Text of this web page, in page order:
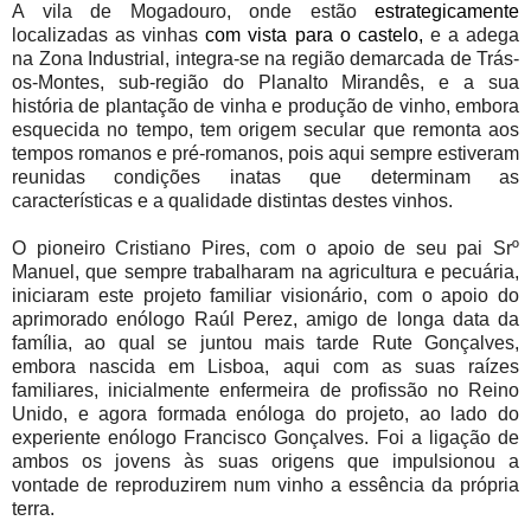
A vila de Mogadouro, onde estão estrategicamente
localizadas as vinhascom vista para o castelo, e a adega
na Zona Industrial, integra-se na região demarcada de Trás-
os-Montes, sub-região do Planalto Mirandês, e a sua
história de plantação de vinha e produção de vinho, embora
esquecida no tempo, tem origem secular que remonta aos
tempos romanos e pré-romanos, pois aqui sempre estiveram
reunidas condições inatas que determinam as
características e a qualidade distintas destes vinhos.
O pioneiro Cristiano Pires, com o apoio de seu pai Srº
Manuel, que sempre trabalharam na agricultura e pecuária,
iniciaram este projeto familiar visionário, com o apoio do
aprimorado enólogo Raúl Perez, amigo de longa data da
família, ao qual se juntou mais tarde Rute Gonçalves,
embora nascida em Lisboa, aqui com as suas raízes
familiares, inicialmente enfermeira de profissão no Reino
Unido, e agora formada enóloga do projeto, ao lado do
experiente enólogo Francisco Gonçalves. Foi a ligação de
ambos os jovens às suas origens que impulsionou a
vontade de reproduzirem num vinho a essência da própria
terra.